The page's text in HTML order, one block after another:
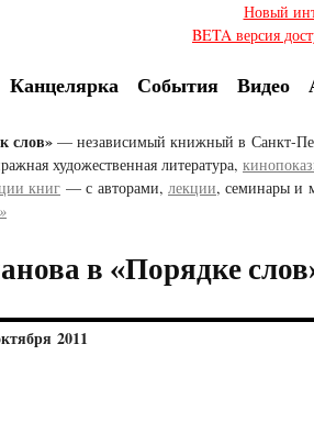
Новый
BETA версия
Канцелярка События Видео
слов» — независимый книжный в Санкт-
художественная литература,
книг — с авторами, лекции, семинары и
в «Порядке
2011